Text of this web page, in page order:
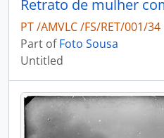
PT /AMVLC /FS/RET/001/34
Part ofFoto Sousa
Untitled